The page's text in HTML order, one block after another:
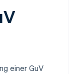
einer GuV